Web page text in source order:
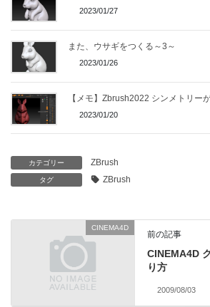
2023/01/27
また、ウサギをつくる～3～
2023/01/26
【メモ】Zbrush2022 シンメトリー
2023/01/20
カテゴリー ZBrush
タグ ZBrush
CINEMA4D
前の記事
CINEMA4D
り方
2009/08/03